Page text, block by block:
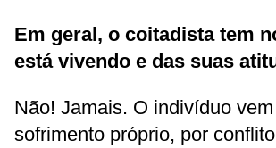
Em geral, o coitadista tem
está vivendo e das suas
Não! Jamais. O indivíduo
sofrimento próprio, por